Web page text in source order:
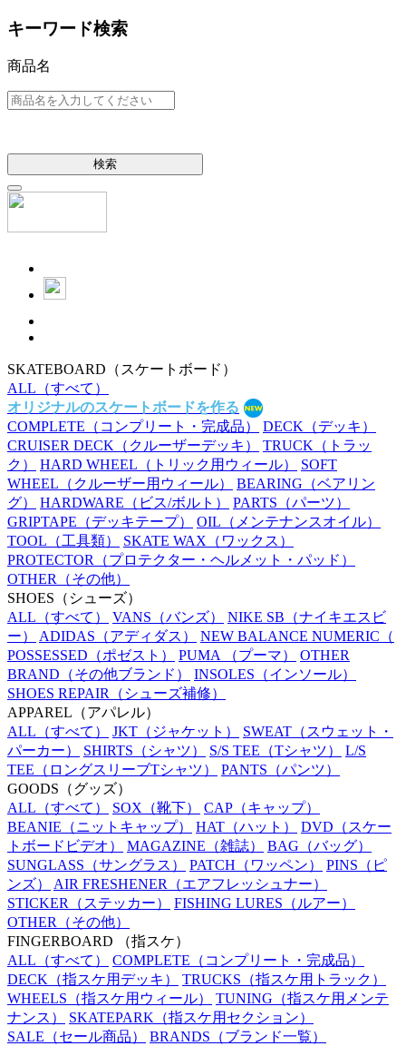
キーワード検索
商品名
検索
SKATEBOARD （スケートボード）
ALL （すべて）
オリジナルのスケートボードを作る
COMPLETE （コンプリート・完成品） DECK （デッキ）
CRUISER DECK （クルーザーデッキ） TRUCK （トラッ
ク）
HARD WHEEL （トリック用ウィール）
SOFT
WHEEL （クルーザー用ウィール） BEARING （ベアリン
グ）
HARDWARE （ビス/ボルト） PARTS （パーツ）
GRIPTAPE （デッキテープ） OIL （メンテナンスオイル）
TOOL （工具類） SKATE WAX （ワックス）
PROTECTOR （プロテクター・ヘルメット・パッド）
OTHER （その他）
SHOES （シューズ）
ALL （すべて） VANS （バンズ） NIKE SB （ナイキエスビ
ー）
ADIDAS （アディダス） NEW BALANCE NUMERIC （
POSSESSED （ポゼスト） PUMA （プーマ）
OTHER
BRAND （その他ブランド） INSOLES （インソール）
SHOES REPAIR （シューズ補修）
APPAREL （アパレル）
ALL （すべて） JKT （ジャケット） SWEAT （スウェット・
パーカー）
SHIRTS （シャツ） S/S TEE （Tシャツ）
L/S
TEE （ロングスリーブTシャツ） PANTS （パンツ）
GOODS （グッズ）
ALL （すべて） SOX （靴下） CAP （キャップ）
BEANIE （ニットキャップ） HAT （ハット） DVD （スケー
トボードビデオ）
MAGAZINE （雑誌） BAG （バッグ）
SUNGLASS （サングラス） PATCH （ワッペン） PINS （ピ
ンズ）
AIR FRESHENER （エアフレッシュナー）
STICKER （ステッカー） FISHING LURES （ルアー）
OTHER （その他）
FINGERBOARD
（指スケ）
ALL （すべて） COMPLETE （コンプリート・完成品）
DECK （指スケ用デッキ） TRUCKS （指スケ用トラック）
WHEELS （指スケ用ウィール） TUNING （指スケ用メンテ
ナンス）
SKATEPARK （指スケ用セクション）
SALE （セール商品） BRANDS （ブランド一覧）